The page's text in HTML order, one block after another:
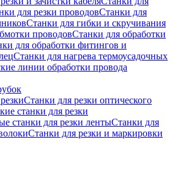
для резки проводовСтанки для
Станки для гибки и скручивания
проводовСтанки для обработки
для обработки фитингов и
Станки для нагрева термоусадочных
линии обработки провода
Станки для резки оптического
станки для резки
станки для резки лентыСтанки для
Станки для резки и маркировки